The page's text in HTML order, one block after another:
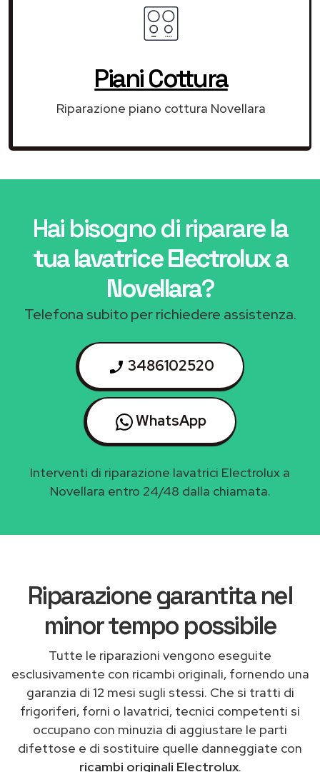
Piani Cottura
Riparazione piano cottura Novellara
Hai bisogno di ripararela
tua lavatrice Electrolux a
Novellara?
Telefona subito per richiedere assistenza.
3486102520
WhatsApp
Interventi di riparazione lavatrici Electrolux a
Novellara entro 24/48 dalla chiamata.
Riparazione garantita nel
minor tempo possibile
Tutte le riparazioni vengono eseguite
esclusivamente con ricambi originali, fornendo una
garanzia di 12 mesi sugli stessi. Che si tratti di
frigoriferi, forni o lavatrici, tecnici competenti si
occupano con minuzia di aggiustare le parti
difettose e di sostituire quelle danneggiate con
ricambi originali Electrolux.